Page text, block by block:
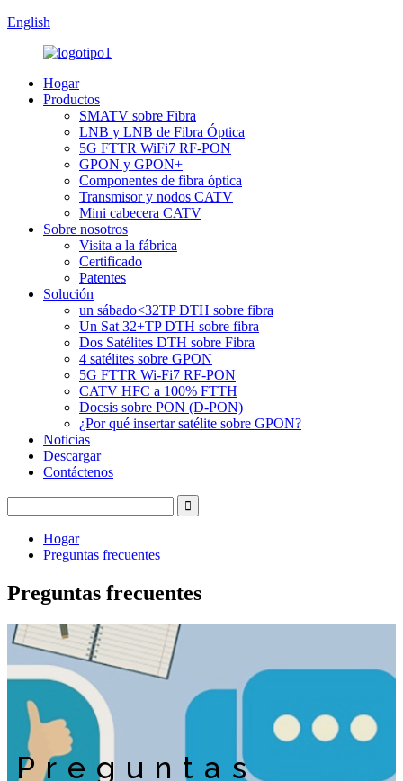
English
Hogar
Productos
SMATV sobre Fibra
LNB y LNB de Fibra Óptica
5G FTTR WiFi7 RF-PON
GPON y GPON+
Componentes de fibra óptica
Transmisor y nodos CATV
Mini cabecera CATV
Sobre nosotros
Visita a la fábrica
Certificado
Patentes
Solución
un sábado<32TP DTH sobre fibra
Un Sat 32+TP DTH sobre fibra
Dos Satélites DTH sobre Fibra
4 satélites sobre GPON
5G FTTR Wi-Fi7 RF-PON
CATV HFC a 100% FTTH
Docsis sobre PON (D-PON)
¿Por qué insertar satélite sobre GPON?
Noticias
Descargar
Contáctenos
Hogar
Preguntas frecuentes
Preguntas frecuentes
Preguntas